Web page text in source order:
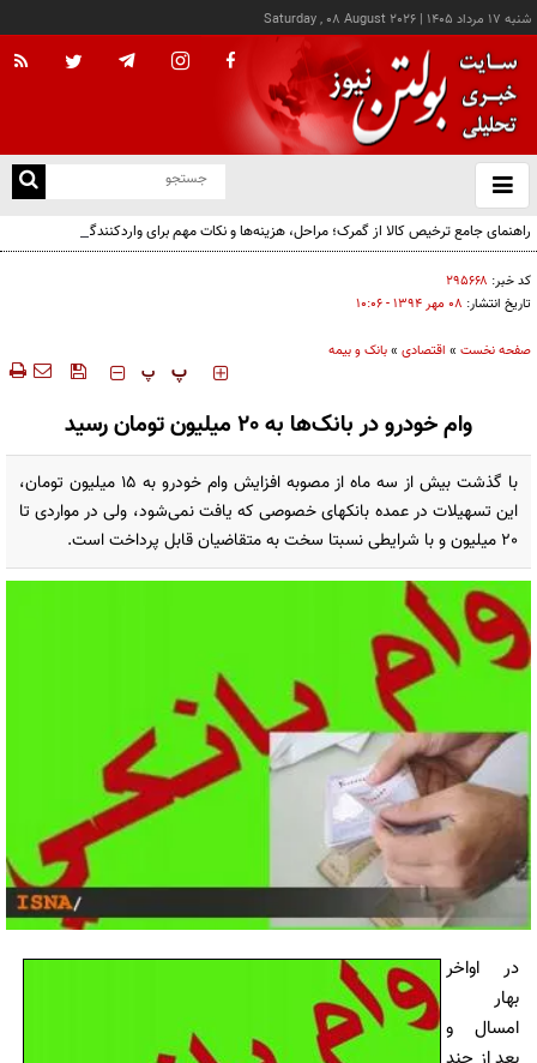
شنبه ۱۷ مرداد ۱۴۰۵ |
Saturday , 08 August 2026
باز
و
راهنمای جامع ترخیص کالا از گمرک؛ مراحل، هزینه‌ها و نکات مهم برای واردکنندگان
کد خبر: ۲۹۵۶۶۸
تاریخ انتشار: ۰۸ مهر ۱۳۹۴ - ۱۰:۰۶
صفحه نخست » اقتصادی »بانک و بیمه
‍‍‍ پ پ
وام خودرو در بانک‌ها به 20 میلیون تومان رسید
با گذشت بیش از سه ماه از مصوبه افزایش وام خودرو به 15 میلیون تومان،
این تسهیلات در عمده بانکهای خصوصی که یافت نمی‌شود، ولی در مواردی تا
20 میلیون و با شرایطی نسبتا سخت به متقاضیان قابل پرداخت است.
در اواخر
بهار
امسال و